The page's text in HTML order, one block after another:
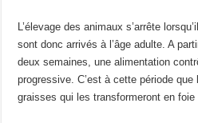
L’élevage des animaux s’arrête
sont donc arrivés à l’âge adulte. A
deux semaines, une alimentation
progressive. C’est à cette période
graisses qui les transformeront en foie